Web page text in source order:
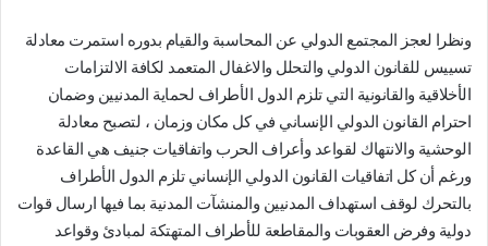
ونظرا لعجز المجتمع الدولي عن المحاسبة والقيام بدوره استمرت معادلة
تسييس للقانون الدولي والتحلل والاغفال المتعمد لكافة الالتزامات
الأخلاقية والقانونية التي تلزم الدول الأطراف لحماية المدنيين وضمان
احترام القانون الدولي الإنساني في كل مكان وزمان ، لتصبح معادلة
الوحشية والانتهاك لقواعد وأعراف الحرب واتفاقيات جنيف هي القاعدة
ورغم أن كل اتفاقيات القانون الدولي الإنساني تلزم الدول الأطراف
بالتحرك لوقف استهداف المدنيين والمنشآت المدنية بما فيها ارسال قوات
دولية وفرض العقوبات والمقاطعة للأطراف المتهتكة لمبادئ وقواعد